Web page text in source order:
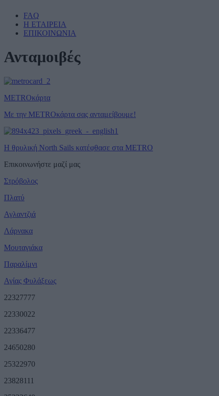
FAQ
Η ΕΤΑΙΡΕΙΑ
ΕΠΙΚΟΙΝΩΝΙΑ
Ανταμοιβές
METROκάρτα
Με την METROκάρτα σας ανταμείβουμε!
Η θρυλική North Sails κατέφθασε στα METRO
Επικοινωνήστε μαζί μας
Στρόβολος
Πλατύ
Αγλαντζιά
Λάρνακα
Μουταγιάκα
Παραλίμνι
Αγίας Φυλάξεως
22327777
22330022
22336477
24650280
25322970
23828111